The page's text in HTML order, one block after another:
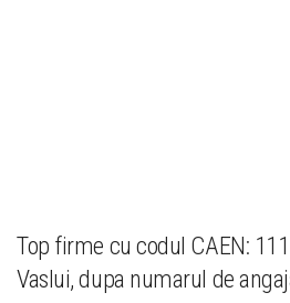
Top firme cu codul CAEN:
Vaslui, dupa numarul de